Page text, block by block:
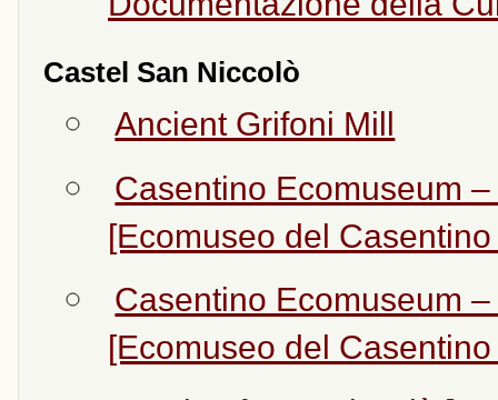
Castel San Niccolò
Ancient Grifoni Mill
Casentino Ecomuseum
[Ecomuseo del
Casentino Ecomuseum
[Ecomuseo del